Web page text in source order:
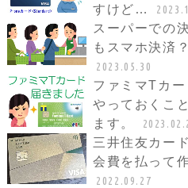
すけど…
スーパーでの
もスマホ決済
2023.05.30
ファミマTカ
やっておくこ
ます。
三井住友カー
会費を払って
2022.09.27